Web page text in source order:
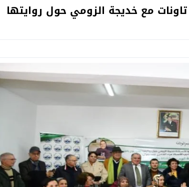
مع خديجة الزومي حول روايتها